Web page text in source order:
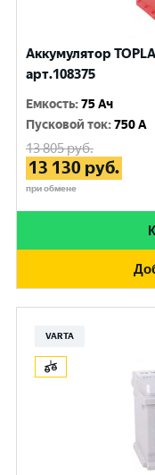
Аккумулятор
арт.108375
Емкость:75 Ач
Пусковой ток:750 A
13 805руб.
13 130 руб.
при обмене
VARTA